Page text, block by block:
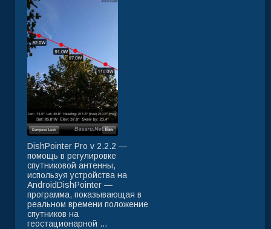
DishPointer Pro v 2.2.2 —
помощь в регулировке
спутниковой антенны,
используя устройства на
AndroidDishPointer —
программа, показывающая в
реальном времени положение
спутников на
геостационарной ...